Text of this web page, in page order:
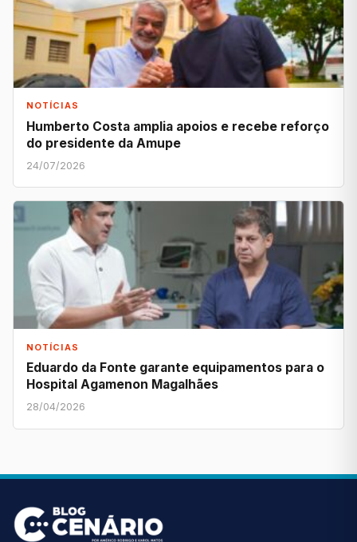
NOTÍCIAS
Humberto Costa amplia apoios e recebe reforço
do presidente da Amupe
24/07/2026
NOTÍCIAS
Eduardo da Fonte garante equipamentos para o
Hospital Agamenon Magalhães
28/04/2026